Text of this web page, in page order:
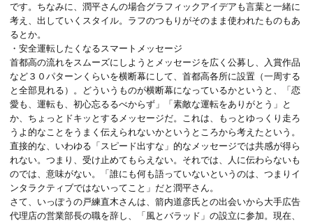
です。ちなみに、潤平さんの場合グラフィックアイデアも言葉と一緒に
考え、出していくスタイル。ラフのつもりがそのまま使われたものもあ
るとか。
・安全運転したくなるスマートメッセージ
首都高の流れをスムーズにしようとメッセージを広く公募し、入賞作品
など３０パターンくらいを横断幕にして、首都高各所に設置（一周する
と全部見れる）。どういうものが横断幕になっているかというと、「恋
愛も、運転も、初心忘るるべからず」「素敵な運転をありがとう」と
か、ちょっとドキッとするメッセージだ。これは、もっとゆっくり走ろ
うよ的なことをうまく伝えられないかというところから考えたという。
直接的な、いわゆる「スピード出すな」的なメッセージでは共感が得ら
れない。つまり、受け止めてもらえない。それでは、人に伝わらないも
のでは、意味がない。「 誰にも何も語っていないというのは、つまりイ
ンタラクティブではないってこと 」だと潤平さん。
さて、いっぽうの戸練直木さんは、箭内道彦氏との出会いから大手広告
代理店の営業部長の職を辞し、「 風とバラッド 」の設立に参加。現在、